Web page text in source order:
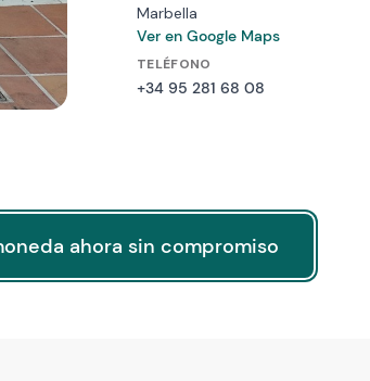
Marbella
Ver en Google Maps
TELÉFONO
+34 95 281 68 08
ahora sin compromiso
ahora sin compromiso